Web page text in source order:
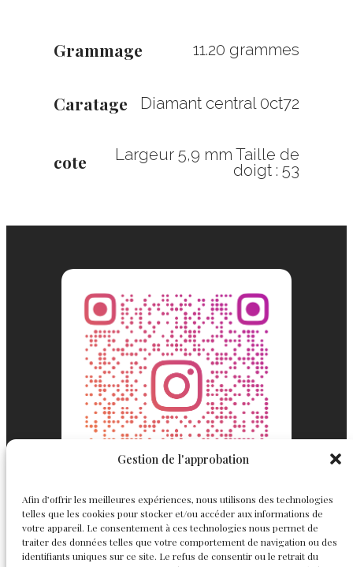
Gestion de l'approbation
Afin d’offrir les meilleures expériences, nous utilisons des technologies
telles que les cookies pour stocker et/ou accéder aux informations de
votre appareil. Le consentement à ces technologies nous permet de
traiter des données telles que votre comportement de navigation ou des
identifiants uniques sur ce site. Le refus de consentir ou le retrait du
Grammage 11.20 grammes
Caratage Diamant central 0ct72
cote
Largeur 5,9 mm Taille de
doigt : 53